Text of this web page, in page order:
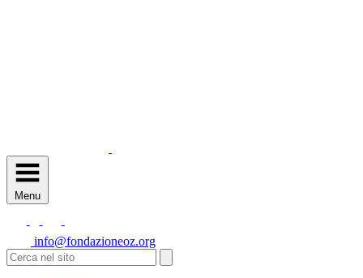
Menu
info@fondazioneoz.org